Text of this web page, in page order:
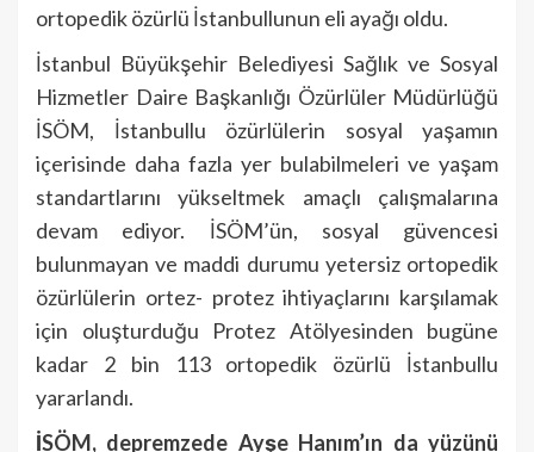
ortopedik özürlü İstanbullunun eli ayağı oldu.
İstanbul Büyükşehir Belediyesi Sağlık ve Sosyal
Hizmetler Daire Başkanlığı Özürlüler Müdürlüğü
İSÖM, İstanbullu özürlülerin sosyal yaşamın
içerisinde daha fazla yer bulabilmeleri ve yaşam
standartlarını yükseltmek amaçlı çalışmalarına
devam ediyor. İSÖM’ün, sosyal güvencesi
bulunmayan ve maddi durumu yetersiz ortopedik
özürlülerin ortez- protez ihtiyaçlarını karşılamak
için oluşturduğu Protez Atölyesinden bugüne
kadar 2 bin 113 ortopedik özürlü İstanbullu
yararlandı.
İSÖM, depremzede Ayşe Hanım’ın da yüzünü